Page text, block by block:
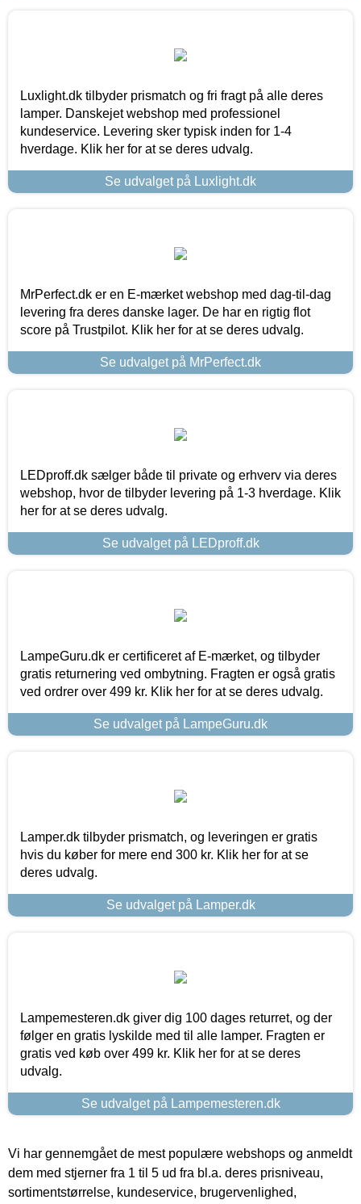
Luxlight.dk tilbyder prismatch og fri fragt på alle deres
lamper. Danskejet webshop med professionel
kundeservice. Levering sker typisk inden for 1-4
hverdage. Klik her for at se deres udvalg.
Se udvalget på Luxlight.dk
MrPerfect.dk er en E-mærket webshop med dag-til-dag
levering fra deres danske lager. De har en rigtig flot
score på Trustpilot. Klik her for at se deres udvalg.
Se udvalget på MrPerfect.dk
LEDproff.dk sælger både til private og erhverv via deres
webshop, hvor de tilbyder levering på 1-3 hverdage. Klik
her for at se deres udvalg.
Se udvalget på LEDproff.dk
LampeGuru.dk er certificeret af E-mærket, og tilbyder
gratis returnering ved ombytning. Fragten er også gratis
ved ordrer over 499 kr. Klik her for at se deres udvalg.
Se udvalget på LampeGuru.dk
Lamper.dk tilbyder prismatch, og leveringen er gratis
hvis du køber for mere end 300 kr. Klik her for at se
deres udvalg.
Se udvalget på Lamper.dk
Lampemesteren.dk giver dig 100 dages returret, og der
følger en gratis lyskilde med til alle lamper. Fragten er
gratis ved køb over 499 kr. Klik her for at se deres
udvalg.
Se udvalget på Lampemesteren.dk
Vi har gennemgået de mest populære webshops og anmeldt
dem med stjerner fra 1 til 5 ud fra bl.a. deres prisniveau,
sortimentstørrelse, kundeservice, brugervenlighed,